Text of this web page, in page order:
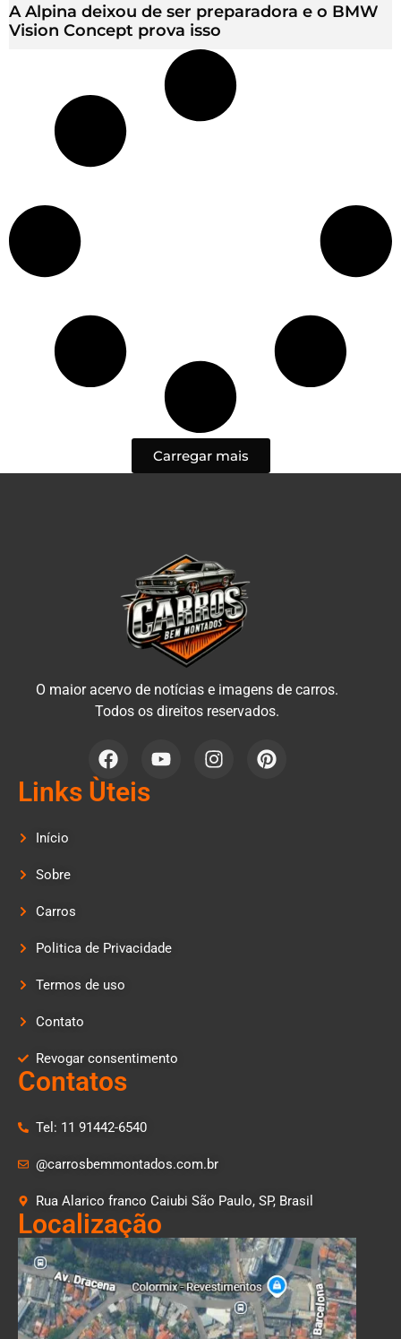
A Alpina deixou de ser preparadora e o BMW
Vision Concept prova isso
Carregar mais
O maior acervo de notícias e imagens de carros.
Todos os direitos reservados.
Links Ùteis
Início
Sobre
Carros
Politica de Privacidade
Termos de uso
Contato
Revogar consentimento
Contatos
Tel: 11 91442-6540
@carrosbemmontados.com.br
Rua Alarico franco Caiubi São Paulo, SP, Brasil
Localização